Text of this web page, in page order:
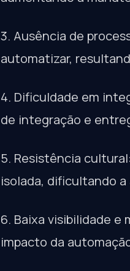
3. Ausência de
automatizar,
4. Dificuldade em
de integração e
5. Resistência
isolada, dificultando a
6. Baixa visibilidade
impacto da